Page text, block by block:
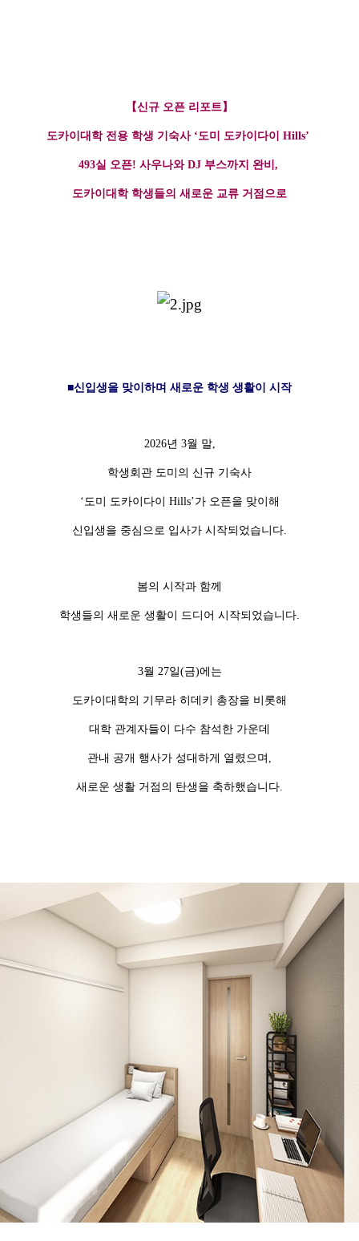
【신규 오픈 리포트】
도카이대학 전용 학생 기숙사 ‘도미 도카이다이 Hills’
493실 오픈! 사우나와 DJ 부스까지 완비,
도카이대학 학생들의 새로운 교류 거점으로
■신입생을 맞이하며 새로운 학생 생활이 시작
2026년 3월 말,
학생회관 도미의 신규 기숙사
‘도미 도카이다이 Hills’가 오픈을 맞이해
신입생을 중심으로 입사가 시작되었습니다.
봄의 시작과 함께
학생들의 새로운 생활이 드디어 시작되었습니다.
3월 27일(금)에는
도카이대학의 기무라 히데키 총장을 비롯해
대학 관계자들이 다수 참석한 가운데
관내 공개 행사가 성대하게 열렸으며,
새로운 생활 거점의 탄생을 축하했습니다.